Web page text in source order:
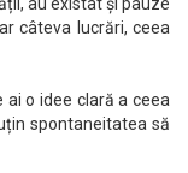
au existat și pauze
câteva lucrări, ceea
o idee clară a ceea
spontaneitatea să